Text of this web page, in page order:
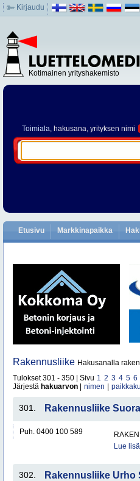
Kirjaudu
Kotimainen yrityshakemisto
Toimiala, hakusana, yrityksen nimi
Etusivu Markkinapaikka
Rakennusliike Hakusanalla
Tulokset 301 - 350 | Sivu 1 2 3 4 5 6
Järjestä hakuarvon nimen
301. Rakennusliike
Puh. 0400 100 589
Lue
302. Rakennusliike Urho